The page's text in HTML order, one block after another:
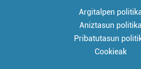
Argitalpen
Aniztasun politika
Pribatutasun
Cookieak